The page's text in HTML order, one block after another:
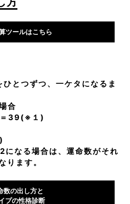
ツールはこちら
とつずつ、一ケタになるま
合
39(※１)
なる場合は、運命数がそれ
ります。
数の出し方と
プの性格診断